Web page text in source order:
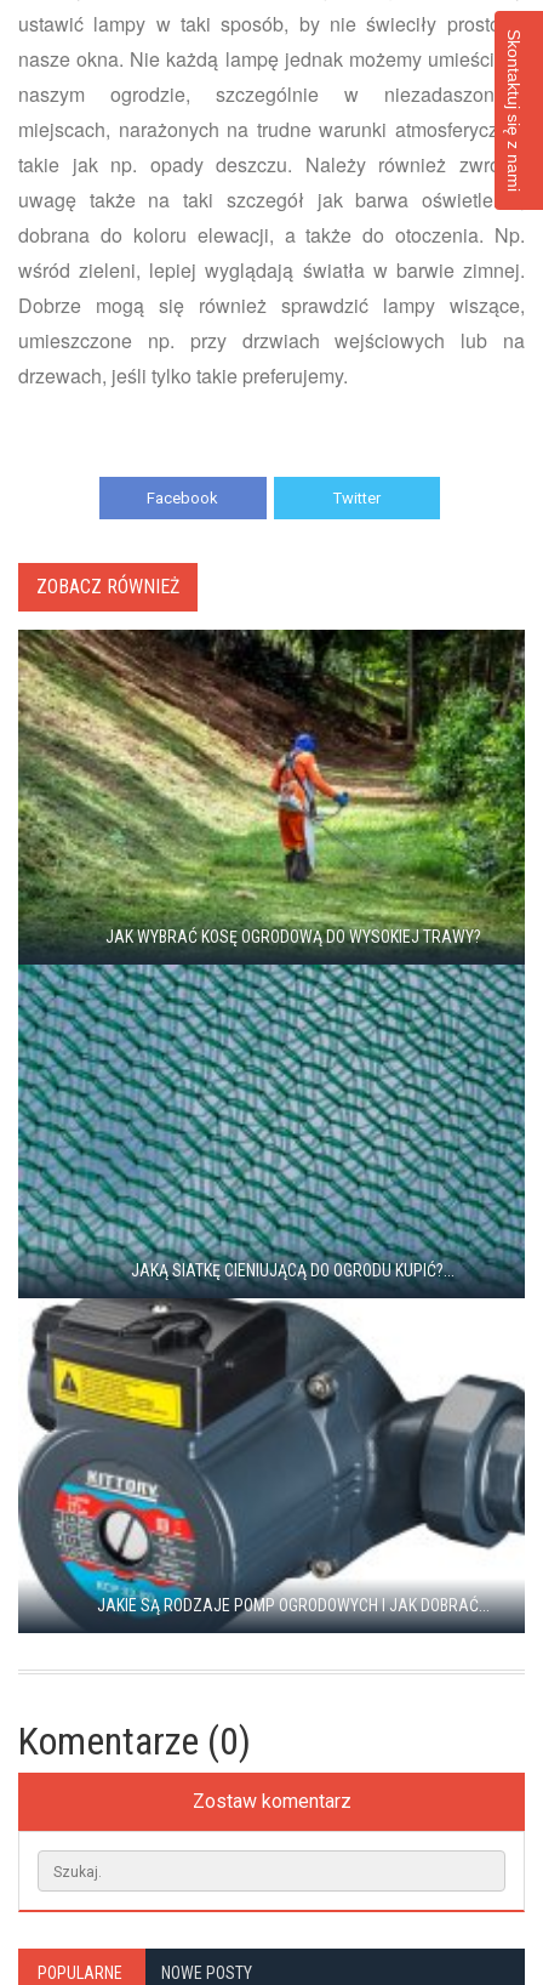
ustawić lampy w taki sposób, by nie świeciły prosto w
nasze okna. Nie każdą lampę jednak możemy umieścić w
naszym ogrodzie, szczególnie w niezadaszonych
miejscach, narażonych na trudne warunki atmosferyczne,
takie jak np. opady deszczu. Należy również zwrócić
uwagę także na taki szczegół jak barwa oświetlenia,
dobrana do koloru elewacji, a także do otoczenia. Np.
wśród zieleni, lepiej wyglądają światła w barwie zimnej.
Dobrze mogą się również sprawdzić lampy wiszące,
umieszczone np. przy drzwiach wejściowych lub na
drzewach, jeśli tylko takie preferujemy.
Facebook Twitter
ZOBACZ RÓWNIEŻ
JAK WYBRAĆ KOSĘ OGRODOWĄ DO WYSOKIEJ TRAWY?
JAKĄ SIATKĘ CIENIUJĄCĄ DO OGRODU KUPIĆ?...
JAKIE SĄ RODZAJE POMP OGRODOWYCH I JAK DOBRAĆ...
Komentarze (0)
Zostaw komentarz
POPULARNE NOWE POSTY
Skontaktuj się z nami